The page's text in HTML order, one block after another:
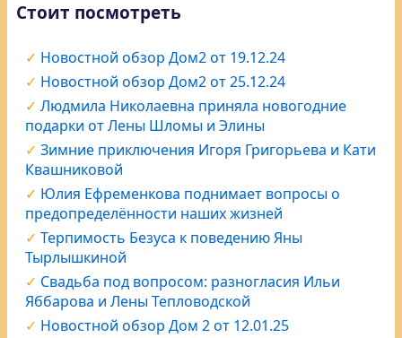
Стоит посмотреть
Новостной обзор Дом2 от 19.12.24
Новостной обзор Дом2 от 25.12.24
Людмила Николаевна приняла новогодние
подарки от Лены Шломы и Элины
Зимние приключения Игоря Григорьева и Кати
Квашниковой
Юлия Ефременкова поднимает вопросы о
предопределённости наших жизней
Терпимость Безуса к поведению Яны
Тырлышкиной
Свадьба под вопросом: разногласия Ильи
Яббарова и Лены Тепловодской
Новостной обзор Дом 2 от 12.01.25